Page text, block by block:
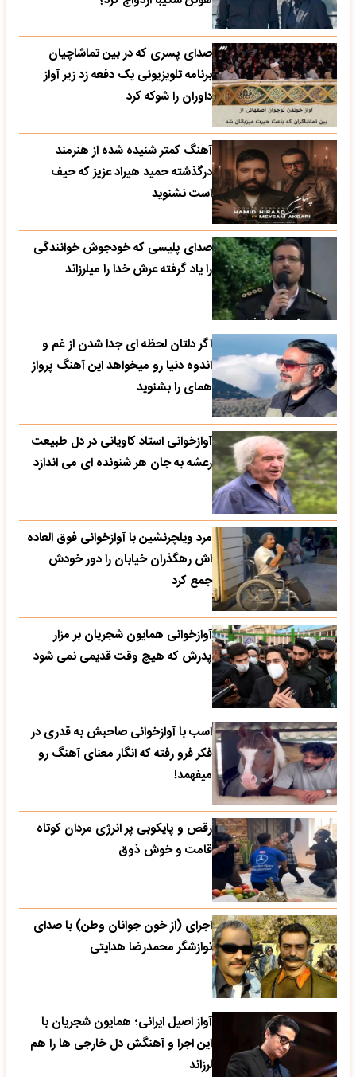
صدای پسری که در بین تماشاچیان
برنامه تلویزیونی یک دفعه زد زیر آواز
داوران را شوکه کرد
آهنگ کمتر شنیده شده از هنرمند
درگذشته حمید هیراد عزیز که حیف
است نشنوید
صدای پلیسی که خودجوش خوانندگی
را یاد گرفته عرش خدا را میلرزاند
اگر دلتان لحظه ای جدا شدن از غم و
اندوه دنیا رو میخواهد این آهنگ پرواز
همای را بشنوید
آوازخوانی استاد کاویانی در دل طبیعت
رعشه به جان هر شنونده ای می اندازد
مرد ویلچرنشین با آوازخوانی فوق العاده
اش رهگذران خیابان را دور خودش
جمع کرد
آوازخوانی همایون شجریان بر مزار
پدرش که هیچ وقت قدیمی نمی شود
اسب با آوازخوانی صاحبش به قدری در
فکر فرو رفته که انگار معنای آهنگ رو
میفهمد!
رقص و پایکوبی پر انرژی مردان کوتاه
قامت و خوش ذوق
اجرای (از خون جوانان وطن) با صدای
نوازشگر محمدرضا هدایتی
آواز اصیل ایرانی؛ همایون شجریان با
این اجرا و آهنگش دل خارجی ها را هم
لرزاند